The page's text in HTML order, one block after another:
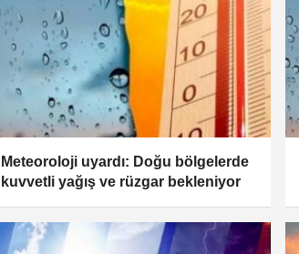
Meteoroloji uyardı: Doğu bölgelerde
kuvvetli yağış ve rüzgar bekleniyor